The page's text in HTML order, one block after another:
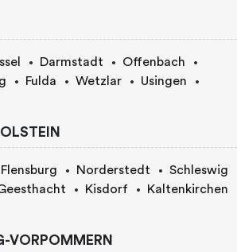
Darmstadt
Offenbach
Fulda Wetzlar
Usingen
Flensburg Norderstedt
Schleswig
Kisdorf
Kaltenkirchen
VORPOMMERN